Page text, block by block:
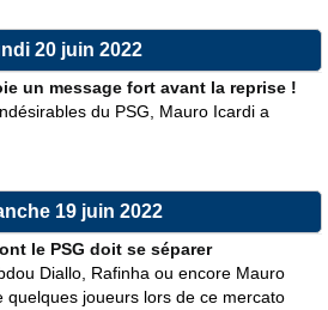
20 juin 2022
un message fort avant la reprise !
du PSG, Mauro Icardi a
19 juin 2022
le PSG doit se séparer
Diallo, Rafinha ou encore Mauro
quelques joueurs lors de ce mercato